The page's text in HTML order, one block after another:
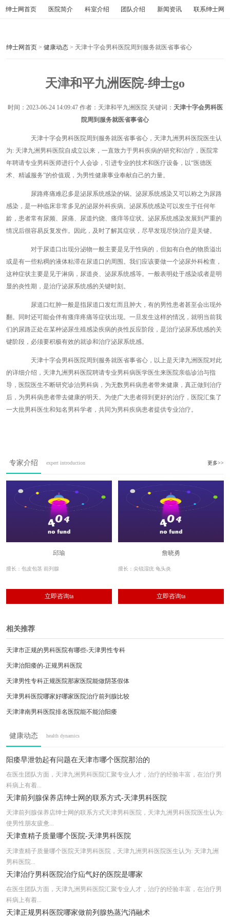
绅士网首页 医院简介 科室介绍 团队介绍 新闻资讯 联系绅士网
绅士网首页 > 健康动态 > 天津十字会男科医院周到服务就医省事省心
天津和平九洲医院-绅士go
时间： 2023-06-24 14:09:47作者：天津和平九洲医院 关键词： 天津十字会男科医
院周到服务就医省事省心
天津十字会男科医院周到服务就医省事省心，天津九洲男科医院医生认
为: 天津九洲男科医院自成立以来，一直致力于男科疾病的研究和治疗，医院常
年聘请专业男科医师进行个人会诊，引进专业的技术和医疗设备，以“医德医
术、精诚服务”的价值观，为男性健康事业奉献自己的力量。
尿路疼痛难忍多是泌尿系统感染的锅。泌尿系统感染又可以称之为尿路
感染，是一种临床非常多见的泌尿外科疾病。泌尿系统感染可以发生于任何年
龄，患者常有尿频、尿痛、尿道灼烧、瘙痒等症状。泌尿系统感染发展到严重的
情况后很容易反复发作。因此，及时了解其症状，尽早发现尽快治疗是关键。
对于尿道口出现分泌物一般主要是见于性病的，但如有白色的物质溢出
或是有一些粘稠的液体粘滞在尿道口的周围。我们应该要做一个泌尿外科检查，
这种症状主要是见于淋病，尿道炎、泌尿系统感等。一般表明处于感染或者是明
显的炎性期，是治疗泌尿系统感的关键时刻。
尿道口红肿一般是指尿道口发红而且肿大，有的男性患者甚至会出现外
翻。同时还可能会伴有瘙痒疼痛等症状出现。一旦发生这样的情况，就明当前我
们的尿路正处在某种泌尿生殖感染疾病的炎性反应阶段，是治疗泌尿系统感的关
键阶段，必须要积极有效的就诊和治疗泌尿系统感。
天津十字会男科医院周到服务就医省事省心，以上是天津九洲医院对此
的详细介绍，天津九洲男科医院聘请专业男科病医学医生来医院亲临诊治与指
导，医院医生不断研究诊治男科病，为无数男科病患者带来健康，真正做到治疗
后，为男科病患者带去健康的明天。为使广大患者得到更好的治疗，医院汇集了
一大批男科医生和知名男科学者，共同为男科疾病患者提供专业治疗。
专家介绍 expert introduction 更多>>
邱瑜
擅长：包皮包茎 前列腺
立即咨询ta
詹晓勇
擅长：尖锐湿疣 龟头炎
立即咨询ta
相关推荐
天津市正规的男科医院有哪些-天津男性专科
天津治阳痿的-正规男科医院
天津男性专科正规医院那家医院能做阴茎假体
天津男科医院哪家好哪家医院治疗前列腺比较
天津津南男科医院排名医院能不能治阳痿
天津男性生殖整形医院哪家好公益在线
天津静海区男科医院哪个好精细化诊疗更规范
天津市男科哪个医院好知乎专家为您解答!
健康动态 health dynamics
阳痿早泄勃起有问题在天津市哪个医院那治的
在医生团队方面，天津九洲男科医院汇聚专业人才，治疗的经验丰富，在治疗男
科病上有着...
天津前列腺保养店绅士网的联系方式-天津男科医院
天津前列腺保养店绅士网的联系方式天津男科医院，天津九洲男科医院医生认为:
使男性朋友疲惫...
天津查精子质量哪个医院-天津男科医院
天津查精子质量哪个医院天津男科医院，天津九洲男科医院医生认为: 天津九洲
男科医院...
天津治疗男科医院治疗疝气好的医院是哪家
在医生团队方面，天津九洲男科医院汇聚专业人才，治疗的经验丰富，在治疗男
科病上有着...
天津正规男科医院哪家做前列腺热蒸汽消融术